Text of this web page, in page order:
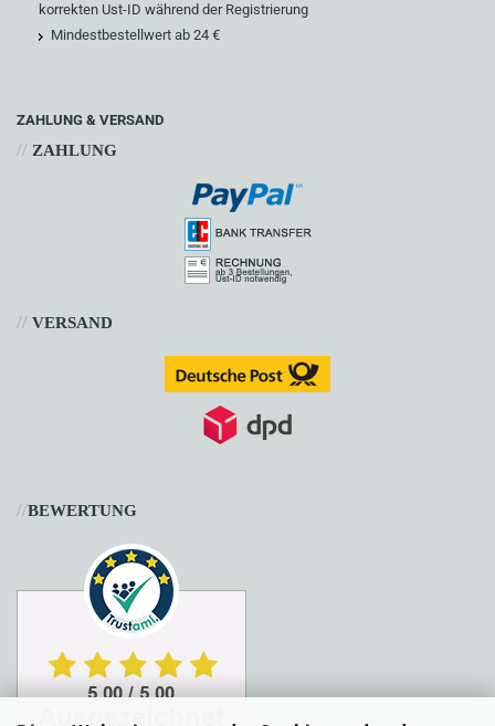
korrekten Ust-ID während der Registrierung
Mindestbestellwert ab 24 €
ZAHLUNG & VERSAND
// ZAHLUNG
// VERSAND
//BEWERTUNG